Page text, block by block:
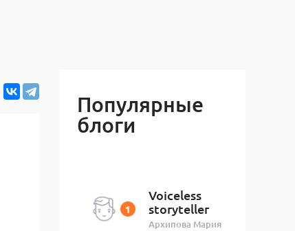
Популярные
блоги
Voiceless
storyteller
Архипова Мария